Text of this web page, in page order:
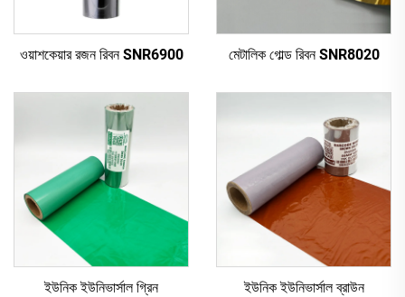
ওয়াশকেয়ার রজন রিবন SNR6900 মেটালিক গোল্ড রিবন SNR8020
ইউনিক ইউনিভার্সাল গ্রিন
ইউনিক ইউনিভার্সাল ব্রাউন